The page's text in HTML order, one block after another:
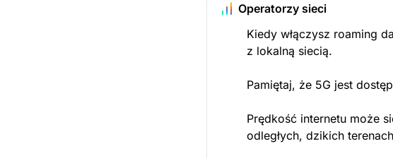
Operatorzy sieci
Kiedy włączysz roaming
z lokalną siecią.
Pamiętaj, że 5G jest
Prędkość internetu może
odległych, dzikich